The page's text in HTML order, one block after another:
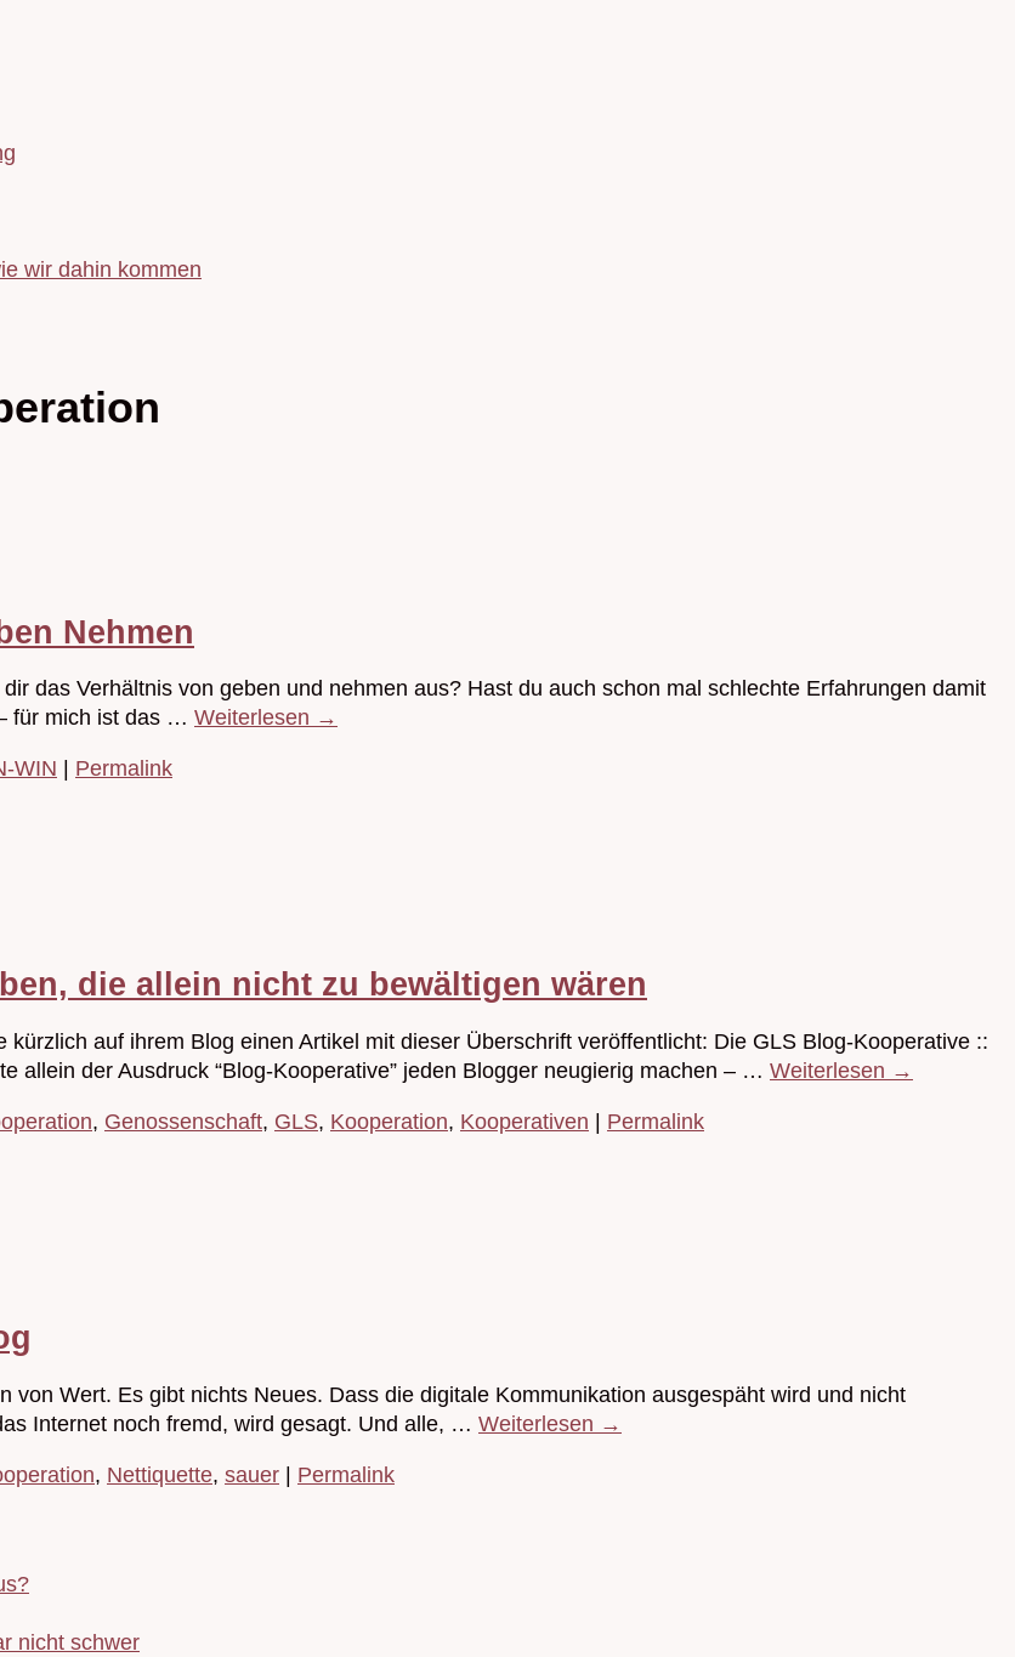
wir dahin kommen
Nehmen
das Verhältnis von geben und nehmen aus? Hast du auch schon mal schlechte Erfahrungen damit
für mich ist das … Weiterlesen →
WIN Permalink
die allein nicht zu bewältigen wären
auf ihrem Blog einen Artikel mit dieser Überschrift veröffentlicht: Die GLS Blog-Kooperative ::
allein der Ausdruck “Blog-Kooperative” jeden Blogger neugierig machen – … Weiterlesen →
, Genossenschaft, GLS, Kooperation, Kooperativen | Permalink
Wert. Es gibt nichts Neues. Dass die digitale Kommunikation ausgespäht wird und nicht
Internet noch fremd, wird gesagt. Und alle, … Weiterlesen →
, Nettiquette, sauer | Permalink
nicht schwer